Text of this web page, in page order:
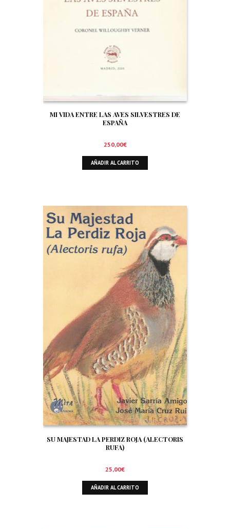
MI VIDA ENTRE LAS AVES SILVESTRES DE
ESPAÑA
250,00€
AÑADIR AL CARRITO
SU MAJESTAD LA PERDIZ ROJA (ALECTORIS
RUFA)
25,00€
AÑADIR AL CARRITO